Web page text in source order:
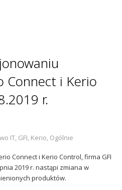
Connect i Kerio
r.
IT, GFI, Kerio, Ogólnie
Connect i Kerio Control, firma GFI
2019 r. nastąpi zmiana w
produktów.